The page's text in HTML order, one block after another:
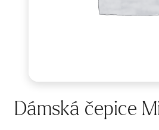
Dámská čepice